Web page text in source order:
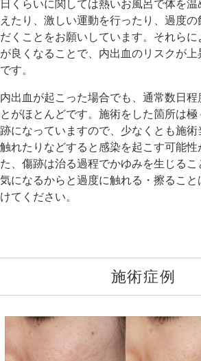
日くらいに関しては熱いお風呂で体を
えたり、激しい運動を行ったり、過度
だくことをお願いしています。それら
が良くなることで、内出血のリスクが上
です。
内出血が起こった場合でも、通常数日程
とがほとんどです。施術をした箇所は
跡になっていますので、少なくとも施
触れたりなどすると感染を起こす可能性
た、傷跡は治る過程でかゆみを生じるこ
気になるからと過度に触れる・擦ること
けてください。
施術症例